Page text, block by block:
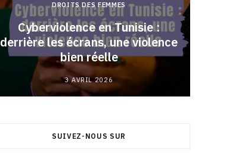
DROITS DES FEMMES
Cyberviolence en Tunisie :
derrière les écrans, une violence
bien réelle
3 AVRIL 2026
SUIVEZ-NOUS SUR